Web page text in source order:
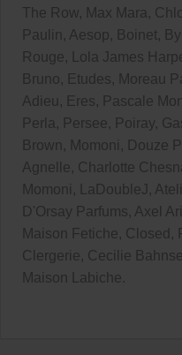
The Row, Max Mara,
Paulin, Aesop, Boinet,
Rouge, Lola James
Bruno, Etudes, Moreau
Adieu, Eres, Pascale
Perla, Persee, Poiray,
Brown, Momoni, Douze
Agnelle, Charlotte
Momoni, LaDoubleJ,
D'Orsay Parfums, Axel
Maison Fetiche, Closed,
Clergerie, Cecilie
Maison Labiche.